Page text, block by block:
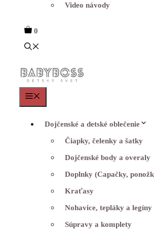
Video návody
0
Dojčenské a detské oblečenie
Čiapky, čelenky a šatky
Dojčenské body a overaly
Doplnky (Capačky,
Kraťasy
Nohavice, tepláky a legíny
Súpravy a komplety